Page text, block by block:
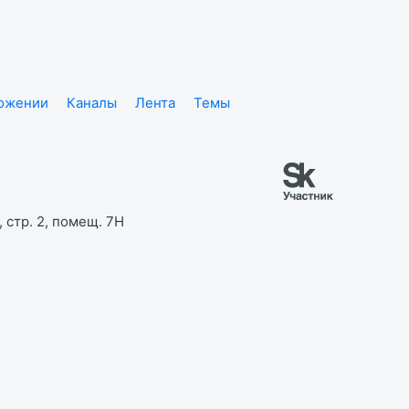
Каналы Лента
Темы
стр. 2, помещ. 7Н